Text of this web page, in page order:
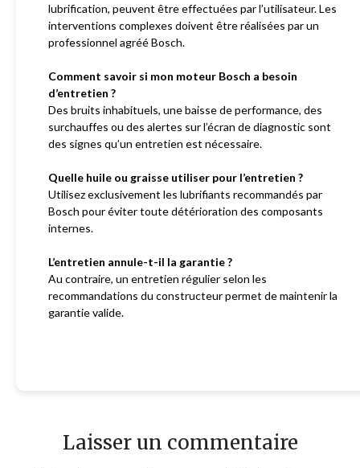
lubrification, peuvent être effectuées par l’utilisateur. Les
interventions complexes doivent être réalisées par un
professionnel agréé Bosch.
Comment savoir si mon moteur Bosch a besoin
d’entretien ?
Des bruits inhabituels, une baisse de performance, des
surchauffes ou des alertes sur l’écran de diagnostic sont
des signes qu’un entretien est nécessaire.
Quelle huile ou graisse utiliser pour l’entretien ?
Utilisez exclusivement les lubrifiants recommandés par
Bosch pour éviter toute détérioration des composants
internes.
L’entretien annule-t-il la garantie ?
Au contraire, un entretien régulier selon les
recommandations du constructeur permet de maintenir la
garantie valide.
Laisser un commentaire